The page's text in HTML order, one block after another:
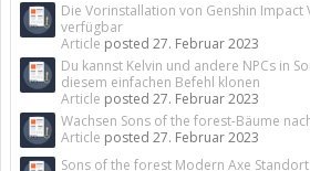
Die Vorinstallation von Genshin Impact
verfügbar
Article posted 27. Februar 2023
Du kannst Kelvin und andere NPCs in
diesem einfachen Befehl klonen
Article posted 27. Februar 2023
Wachsen Sons of the forest-Bäume
Article posted 27. Februar 2023
Sons of the forest Modern Axe Standort